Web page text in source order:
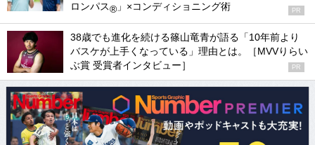
ロンパス® 」×コンディショニング術 PR
38歳でも進化を続ける篠山竜青が語る「10年前より
バスケが上手くなっている」理由とは。［MVVりらい
ぶ賞 受賞者インタビュー］
PR